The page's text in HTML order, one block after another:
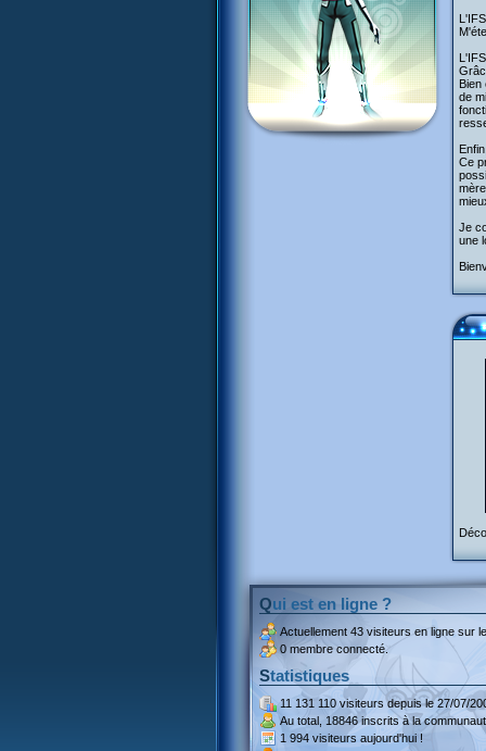
Bien
de
Ce
Je
une
Qui est en ligne ?
Actuellement 43 visiteurs en ligne sur
0 membre connecté.
Statistiques
11 131 110 visiteurs depuis le 27/07/
Au total, 18846 inscritsà la
1 994 visiteurs aujourd'hui !